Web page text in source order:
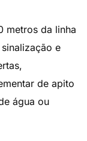
metros da linha
e
de apito
água ou